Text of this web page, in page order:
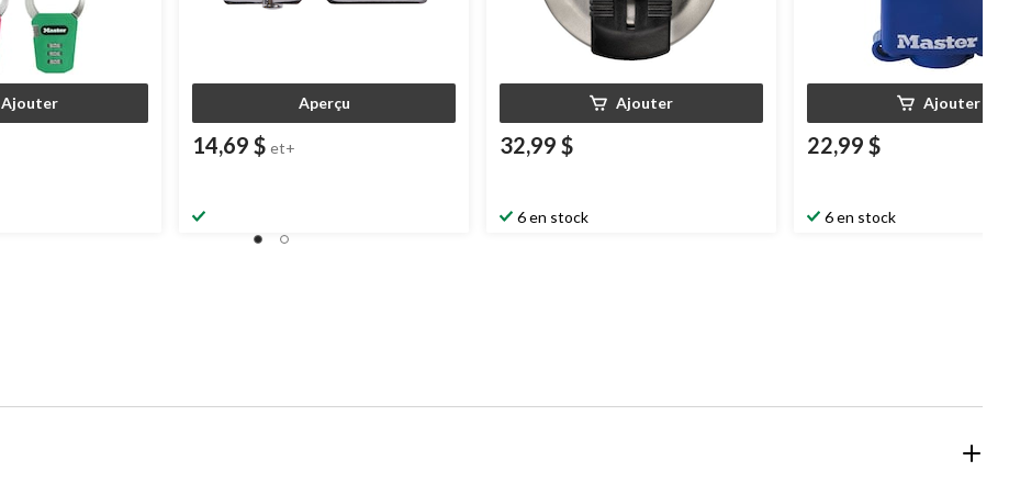
Ajouter Aperçu
14,69 $ et+
Ajouter
32,99 $
6 en stock
Ajouter
22,99 $
6 en stock